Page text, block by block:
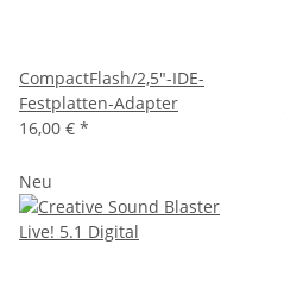
CompactFlash/2,5"-IDE-
Festplatten-Adapter
16,00 € *
Neu